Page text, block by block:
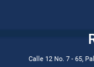
Calle 12 No. 7 - 65,